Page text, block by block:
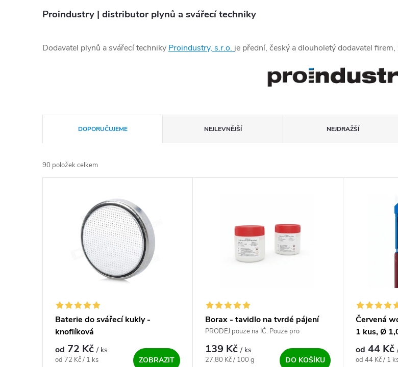
Proindustry | distributor plynů a svářecí techniky
Dodavatel plynů a svářecí techniky Proindustry, s.r.o. je přední, český a dlouholetý dodavatel
Řazení produktů
DOPORUČUJEME NEJLEVNĚJŠÍ NEJDRAŽŠÍ
90 položek celkem
Baterie do svářecí kukly -
knoflíková
od 72 Kč/ ks
Měrná cena:
od 72 Kč / 1 ks
ZOBRAZIT
Borax - tavidlo na tvrdé pájení
500 g
PRODEJ pouze na IČ. Pouze pro
profesionální uživatele!
139 Kč/ ks
Měrná cena:
27,80 Kč / 100 g
DO KOŠÍKU
Červená
1 kus, Ø
od 44 Kč
Měrná cena:
od 44 Kč / 1